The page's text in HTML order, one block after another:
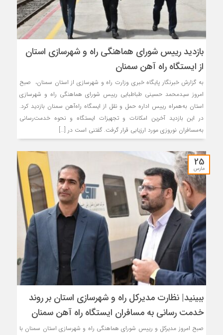
بازدید رییس شورای هماهنگی راه و شهرسازی استان
از ایستگاه راه آهن سمنان
به گزارش خبرنگار پایگاه خبری وزارت راه و شهرسازی از استان سمنان، صبح
امروز سیدمحمد حسینی طباطبایی رییس شورای هماهنگی راه و شهرسازی
استان به‌همراه رییس اداره حمل و نقل از ایسگاه راه‌آهن سمنان بازدید کرد.
در این بازدید آخرین امکانات و تجهیزات ایستگاه و نحوه خدمت‌رسانی
به‌مسافران نوروزی مورد ارزیابی قرار گرفت. گفتنی است در […]
25
مارس
ببینید| نظارت مدیرکل راه و شهرسازی استان بر روند
خدمت رسانی به مسافران ایستگاه راه آهن سمنان
صبح امروز مدیرکل و رییس شورای هماهنگی راه و شهرسازی استان سمنان با